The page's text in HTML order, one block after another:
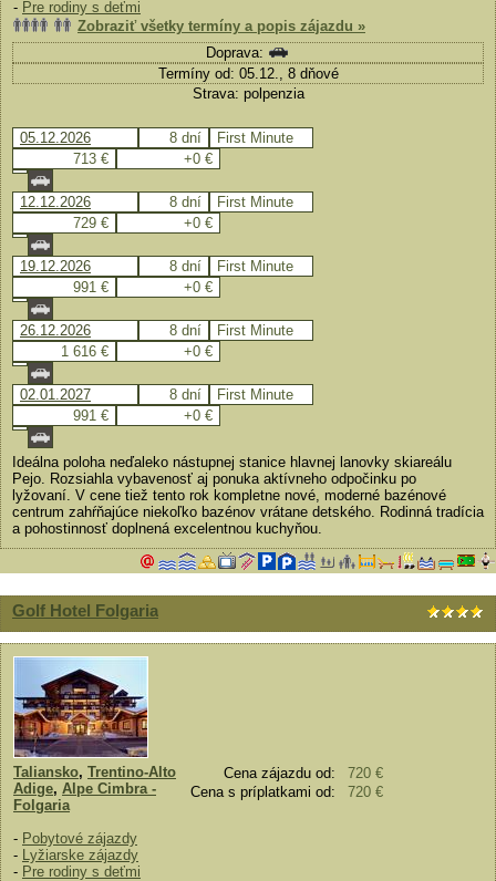
- Pre rodiny s deťmi
Zobraziť všetky termíny a popis zájazdu »
Doprava:
Termíny od: 05.12., 8 dňové
Strava: polpenzia
05.12.2026 8 dní
First Minute
713 €
+0 €
12.12.2026 8 dní
First Minute
729 €
+0 €
19.12.2026 8 dní
First Minute
991 €
+0 €
26.12.2026 8 dní
First Minute
1 616 €
+0 €
02.01.2027 8 dní
First Minute
991 €
+0 €
Ideálna poloha neďaleko nástupnej stanice hlavnej lanovky skiareálu
Pejo. Rozsiahla vybavenosť aj ponuka aktívneho odpočinku po
lyžovaní. V cene tiež tento rok kompletne nové, moderné bazénové
centrum zahŕňajúce niekoľko bazénov vrátane detského. Rodinná tradícia
a pohostinnosť doplnená excelentnou kuchyňou.
Golf Hotel Folgaria
Cena zájazdu od:
720 €
Cena s príplatkami od:
720 €
Taliansko, Trentino-Alto
Adige, Alpe Cimbra -
Folgaria
- Pobytové zájazdy
- Lyžiarske zájazdy
- Pre rodiny s deťmi